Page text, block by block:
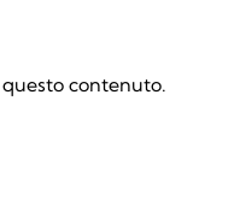
contenuto.